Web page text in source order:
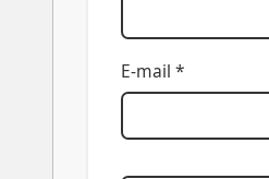
E-mail *